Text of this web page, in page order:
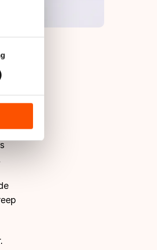
uw
en
via
geen
en